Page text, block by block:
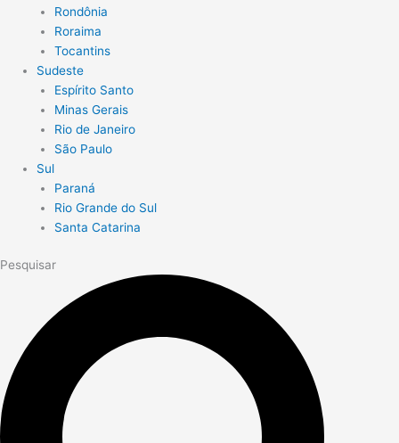
Rondônia
Roraima
Tocantins
Sudeste
Espírito Santo
Minas Gerais
Rio de Janeiro
São Paulo
Sul
Paraná
Rio Grande do Sul
Santa Catarina
Pesquisar